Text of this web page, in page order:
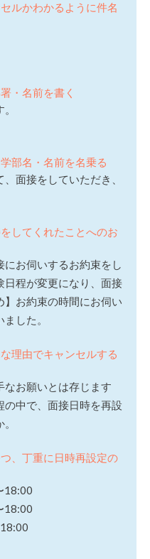
ルかわかるように件名
・名前を書く
部名・名前を名乗る
面接をしていただき、
してくれたことへのお
お伺いするお約束をし
日程が変更になり、面接
お約束の時間にお伺い
した。
理由でキャンセルする
なお願いとは存じます
の中で、面接日時を再設
、丁重に日時再設定の
18:00
18:00